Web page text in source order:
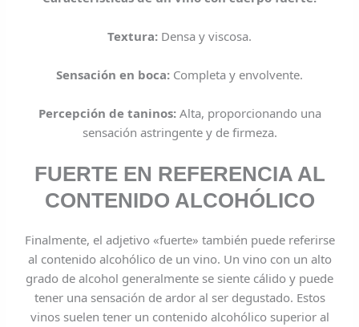
Textura: Densa y viscosa.
Sensación en boca: Completa y envolvente.
Percepción de taninos:Alta, proporcionando una
sensación astringente y de firmeza.
FUERTE EN REFERENCIA AL
CONTENIDO ALCOHÓLICO
Finalmente, el adjetivo «fuerte» también puede referirse
al contenido alcohólico de un vino. Un vino con un alto
grado de alcohol generalmente se siente cálido y puede
tener una sensación de ardor al ser degustado. Estos
vinos suelen tener un contenido alcohólico superior al